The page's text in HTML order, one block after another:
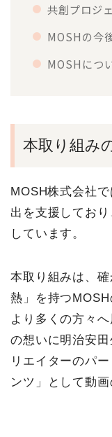
共創プロジ
MOSHの今
MOSHにつ
本取り組み
MOSH株式会社
出を支援してお
しています。
本取り組みは、
熱」を持つMOSH
より多くの方々
の想いに明治安
リエイターのパ
ンツ」として動